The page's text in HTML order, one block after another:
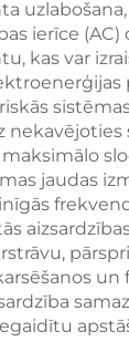
ierīce
kas var
nekavējoties
jaudas
un